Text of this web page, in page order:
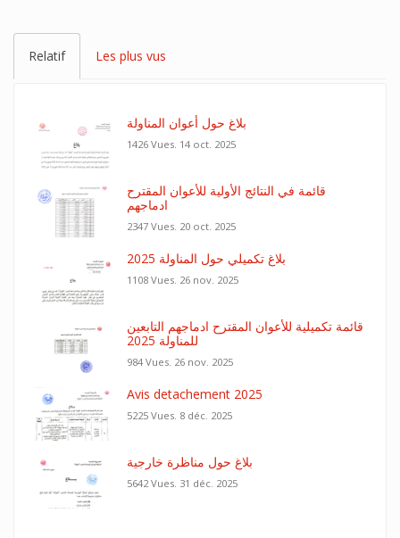
Relatif Les plus vus
بلاغ حول أعوان المناولة
1426 Vues. 14 oct. 2025
قائمة في النتائج الأولية للأعوان المقترح
ادماجهم
2347 Vues. 20 oct. 2025
بلاغ تكميلي حول المناولة 2025
1108 Vues. 26 nov. 2025
قائمة تكميلية للأعوان المقترح ادماجهم التابعين
للمناولة 2025
984 Vues. 26 nov. 2025
Avis detachement 2025
5225 Vues. 8 déc. 2025
بلاغ حول مناظرة خارجية
5642 Vues. 31 déc. 2025